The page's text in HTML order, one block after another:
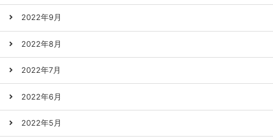
2022年9月
2022年8月
2022年7月
2022年6月
2022年5月